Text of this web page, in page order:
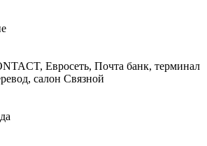
Евросеть, Почта банк, терминал
салон Связной